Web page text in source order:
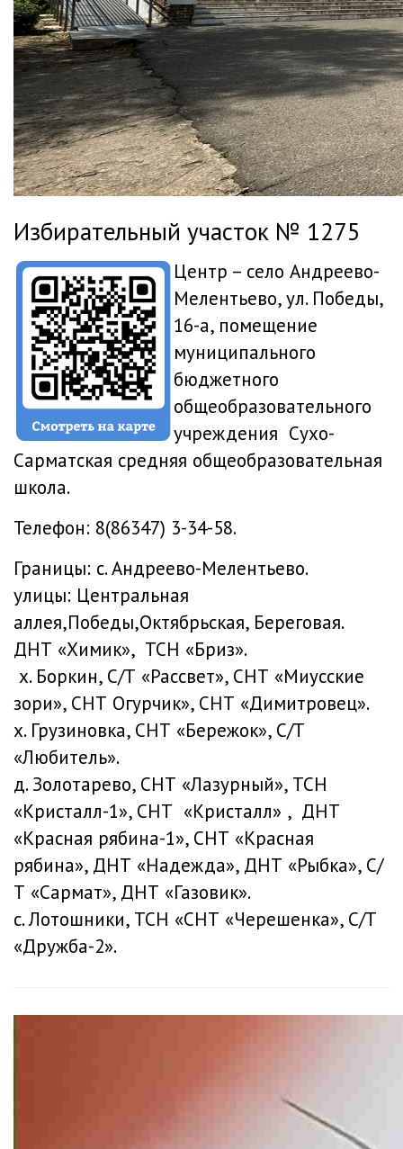
Избирательный участок № 1275
Центр – село Андреево-
Мелентьево, ул. Победы,
16-а, помещение
муниципального
бюджетного
общеобразовательного
учреждения Сухо-
Сарматская средняя общеобразовательная
школа.
Телефон: 8(86347) 3-34-58.
Границы: с. Андреево-Мелентьево.
улицы: Центральная
аллея,Победы,Октябрьская, Береговая.
ДНТ «Химик», ТСН «Бриз».
х. Боркин, С/Т «Рассвет», СНТ «Миусские
зори», СНТ Огурчик», СНТ «Димитровец».
х. Грузиновка, СНТ «Бережок», С/Т
«Любитель».
д. Золотарево, СНТ «Лазурный», ТСН
«Кристалл-1», СНТ «Кристалл» , ДНТ
«Красная рябина-1», СНТ «Красная
рябина», ДНТ «Надежда», ДНТ «Рыбка», С/
Т «Сармат», ДНТ «Газовик».
с. Лотошники, ТСН «СНТ «Черешенка», С/Т
«Дружба-2».